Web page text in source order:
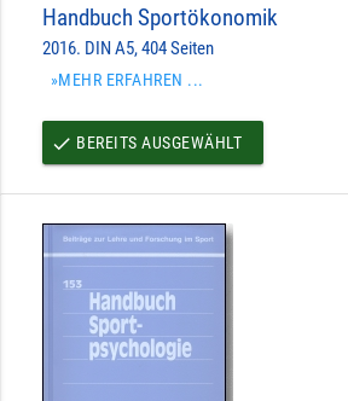
Handbuch Sportökonomik
2016. DIN A5, 404 Seiten
»MEHR ERFAHREN ...
done BEREITS AUSGEWÄHLT